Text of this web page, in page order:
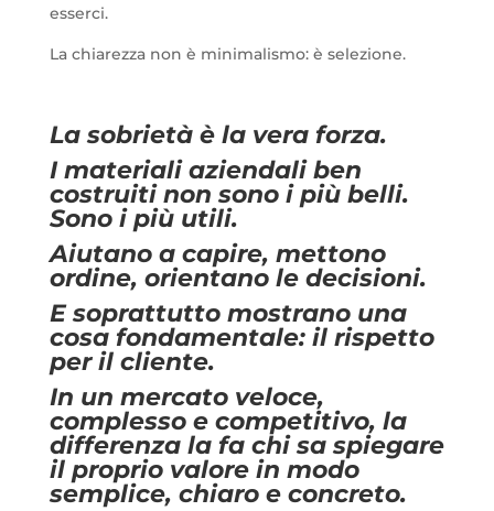
esserci.
La chiarezza non è minimalismo: è selezione.
La sobrietà è la vera forza.
I materiali aziendali ben
costruiti non sono i più belli.
Sono i più utili.
Aiutano a capire, mettono
ordine, orientano le decisioni.
E soprattutto mostrano una
cosa fondamentale: il rispetto
per il cliente.
In un mercato veloce,
complesso e competitivo, la
differenza la fa chi sa spiegare
il proprio valore in modo
semplice, chiaro e concreto.